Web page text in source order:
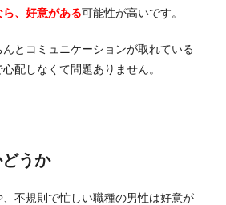
、好意がある可能性が高いです。
とコミュニケーションが取れている
配しなくて問題ありません。
うか
不規則で忙しい職種の男性は好意が